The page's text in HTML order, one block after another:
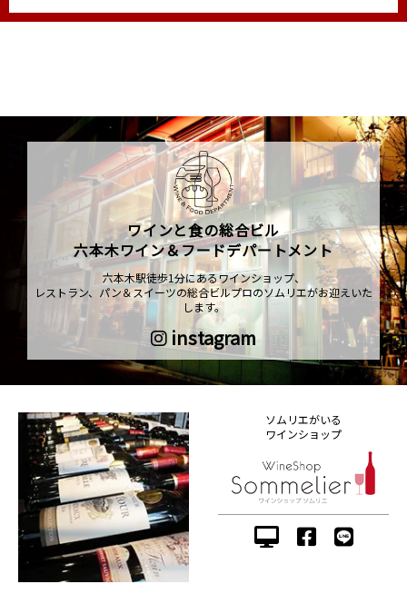
ワインと食の総合ビル
六本木ワイン＆フードデパートメント
六本木駅徒歩1分にあるワインショップ、
レストラン、パン＆スイーツの総合ビルプロのソムリエがお迎えいた
します。
instagram
ソムリエがいる
ワインショップ